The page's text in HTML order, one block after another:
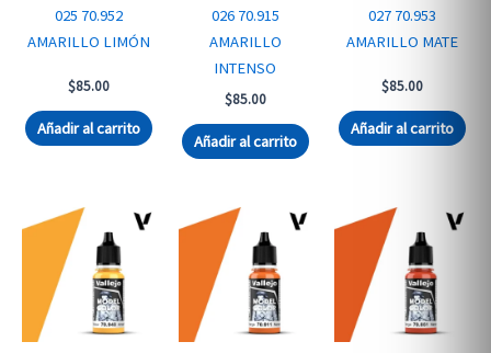
025 70.952
AMARILLO LIMÓN
$85.00
Añadir al carrito
026 70.915
AMARILLO
INTENSO
$85.00
Añadir al carrito
027 70.953
AMARILLO MATE
$85.00
Añadir al carrito